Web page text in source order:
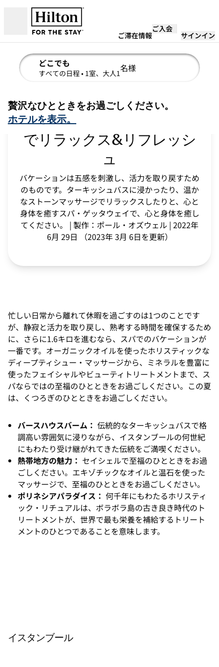
コンテンツに移動
ご滞在情報
ご入会
サインイン
どこでも
すべての日程• 1室、大人1名様
検索の詳細を編集、すべての日程、1室、大人1名様
贅沢なひとときをお過ごしください。
ホテルを表示。
贅沢なスパ・ゲッタウェイ
でリラックス&リフレッシ
ュ
バケーションは五感を刺激し、活力を取り戻すため
のものです。ターキッシュバスに浸かったり、温か
なストーンマッサージでリラックスしたりと、心と
身体を癒すスパ・ゲッタウェイで、心と身体を癒し
てください。 | 製作：ポール・オズウェル | 2022年
6月 29日 （2023年 3月 6日を更新）
忙しい日常から離れて休暇を過ごすのは1つのことです
が、静寂と活力を取り戻し、熟考する時間を確保するため
に、さらに1.6キロを進むなら、スパでのバケーションが
一番です。オーガニックオイルを使ったホリスティックな
ディープティシュー・マッサージから、ミネラルを豊富に
使ったフェイシャルやビューティトリートメントまで、ス
パならではの至福のひとときをお過ごしください。この夏
は、くつろぎのひとときをお過ごしください。
バースハウスバーム： 伝統的なターキッシュバスで格
調高い雰囲気に浸りながら、イスタンブールの何世紀
にもわたり受け継がれてきた伝統をご満喫ください。
熱帯地方の魅力： セイシェルで至福のひとときをお過
ごしください。エキゾチックなオイルと温石を使った
マッサージで、至福のひとときをお過ごしください。
ポリネシアパラダイス： 何千年にもわたるホリスティ
ック・リチュアルは、ボラボラ島の古き良き時代のト
リートメントが、世界で最も栄養を補給するトリート
メントのひとつであることを意味します。
ア
が、
イスタンブール